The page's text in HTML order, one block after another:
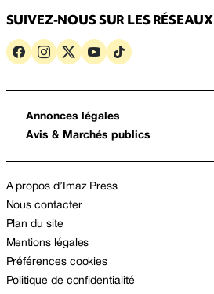
SUIVEZ-NOUS SUR LES RÉSEAUX
Annonces légales
Avis & Marchés publics
A propos d’Imaz Press
Nous contacter
Plan du site
Mentions légales
Préférences cookies
Politique de confidentialité